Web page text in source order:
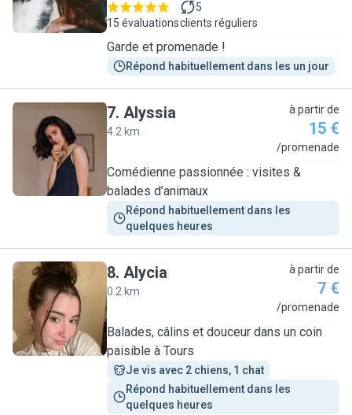
15 évaluations
5
clients réguliers
Garde et promenade !
Répond habituellement dans les un jour
A
7. Alyssia
4.2 km
à partir de
15 €
/promenade
Comédienne passionnée : visites &
balades d’animaux
Répond habituellement dans les
quelques heures
A
8. Alycia
0.2 km
à partir de
7 €
/promenade
Balades, câlins et douceur dans un coin
paisible à Tours
Je vis avec 2 chiens, 1 chat
Répond habituellement dans les
quelques heures